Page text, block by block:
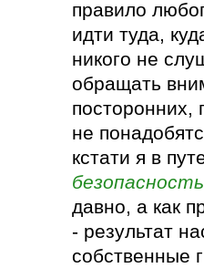
правило
идти туда,
никого не
обращать
посторонних,
не
кстати я в
безопасность
давно, а как
- результат
собственные